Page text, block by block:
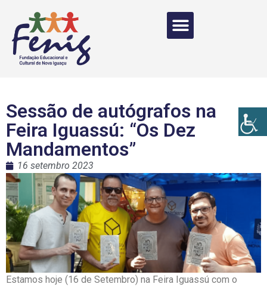
Sessão de autógrafos na
Feira Iguassú: “Os Dez
Mandamentos”
16 setembro 2023
Estamos hoje (16 de Setembro) na Feira Iguassú com o